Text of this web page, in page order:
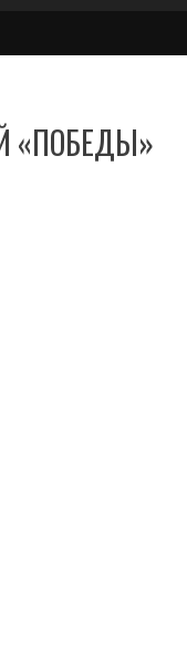
«ПОБЕДЫ»